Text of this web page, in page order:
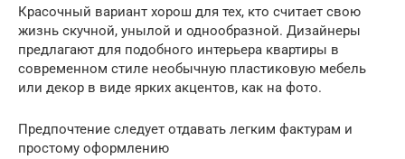
Красочный вариант хорош для тех, кто считает свою
жизнь скучной, унылой и однообразной. Дизайнеры
предлагают для подобного интерьера квартиры в
современном стиле необычную пластиковую мебель
или декор в виде ярких акцентов, как на фото.
Предпочтение следует отдавать легким фактурам и
простому оформлению